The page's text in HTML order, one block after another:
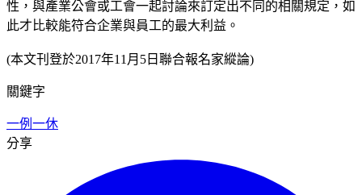
性，與產業公會或工會一起討論來訂定出不同的相關規定，如
此才比較能符合企業與員工的最大利益。
(本文刊登於2017年11月5日聯合報名家縱論)
關鍵字
一例一休
分享